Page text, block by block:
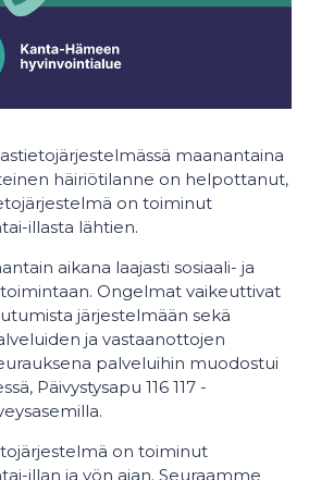
maanantaina
häiriötilanne on helpottanut,
on toiminut
illasta lähtien.
aikana laajasti sosiaali- ja
Ongelmat vaikeuttivat
järjestelmään sekä
ja vastaanottojen
palveluihin muodostui
Päivystysapu 116 117 -
on toiminut
illan ja yön ajan. Seuraamme